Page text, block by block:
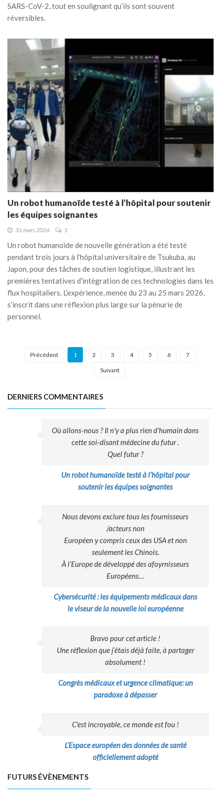
SARS-CoV-2, tout en soulignant qu’ils sont souvent
réversibles.
Un robot humanoïde testé à l’hôpital pour soutenir
les équipes soignantes
31 mars 2026 1
Un robot humanoïde de nouvelle génération a été testé
pendant trois jours à l’hôpital universitaire de Tsukuba, au
Japon, pour des tâches de soutien logistique, illustrant les
premières tentatives d’intégration de ces technologies dans les
flux hospitaliers. L’expérience, menée du 23 au 25 mars 2026,
s’inscrit dans une réflexion plus large sur la pénurie de
personnel.
Précédent 1 2 3 4 5 6 7
Suivant
DERNIERS COMMENTAIRES
Où allons-nous ? Il n'y a plus rien d'humain dans
cette soi-disant médecine du futur .
Quel futur ?
Un robot humanoïde testé à l’hôpital pour
soutenir les équipes soignantes
Nous devons exclure tous les fournisseurs
/acteurs non
Européen y compris ceux des USA et non
seulement les Chinois.
À l’Europe de développé des afoyrnisseurs
Européens…
Cybersécurité : les équipements médicaux dans
le viseur de la nouvelle loi européenne
Bravo pour cet article !
Une réflexion que j’étais déjà faite, à partager
absolument !
Congrès médicaux et urgence climatique: un
paradoxe à dépasser
C'est incroyable, ce monde est fou !
L’Espace européen des données de santé
officiellement adopté
FUTURS ÉVÈNEMENTS